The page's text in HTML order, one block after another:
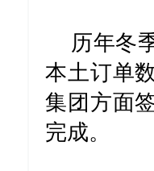
历年冬
本土订单
集团方面
完成。